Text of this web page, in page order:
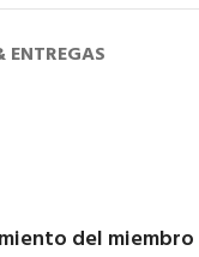
ENTREGAS
del